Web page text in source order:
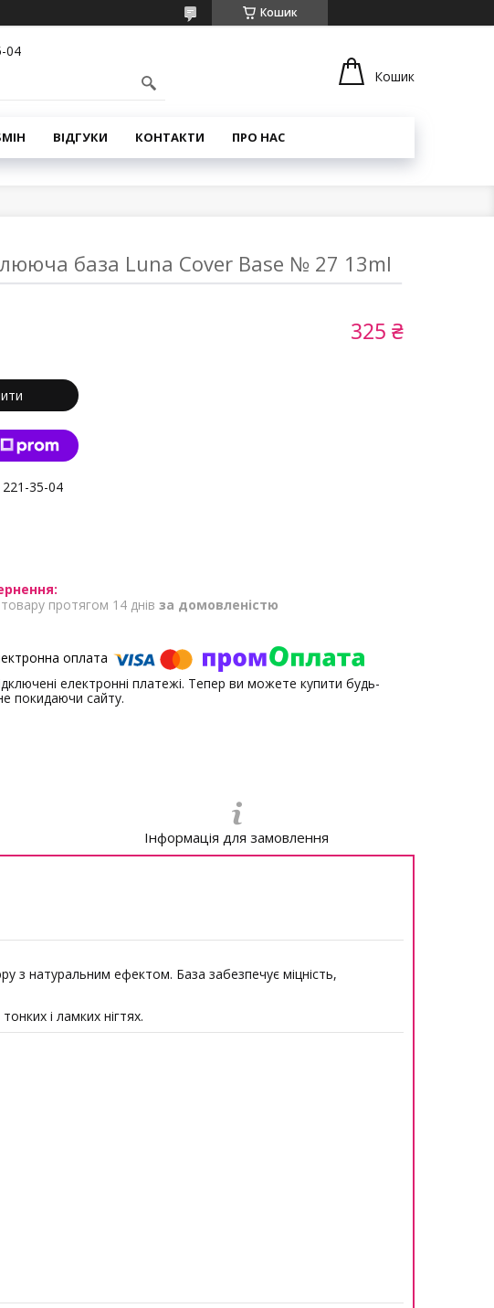
Кошик
04
Кошик
ВІДГУКИ КОНТАКТИ ПРО НАС
база Luna Cover Base № 27 13ml
325 ₴
35-04
протягом 14 днів за домовленістю
електронні платежі. Тепер ви можете купити будь-
покидаючи сайту.
Інформація для замовлення
з натуральним ефектом. База забезпечує міцність,
і ламких нігтях.